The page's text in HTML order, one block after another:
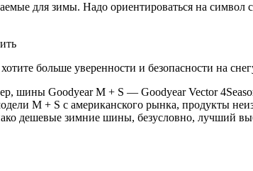
для зимы. Надо ориентироваться на символ
больше уверенности и безопасности на
шины Goodyear M + S — Goodyear Vector
M + S с американского рынка, продукты
дешевые зимние шины, безусловно, лучший